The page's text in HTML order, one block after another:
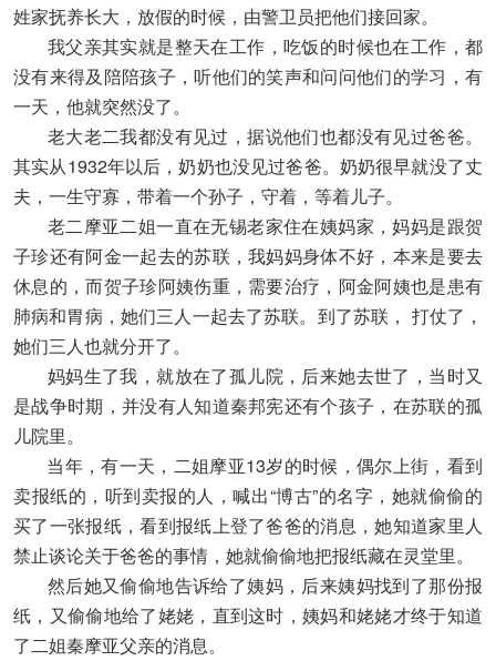
姓家抚养长大，放假的时候，由警卫员把他们接回家。
我父亲其实就是整天在工作，吃饭的时候也在工作，都
没有来得及陪陪孩子，听他们的笑声和问问他们的学习，有
一天，他就突然没了。
老大老二我都没有见过，据说他们也都没有见过爸爸。
其实从1932年以后，奶奶也没见过爸爸。奶奶很早就没了丈
夫，一生守寡，带着一个孙子，守着，等着儿子。
老二摩亚二姐一直在无锡老家住在姨妈家，妈妈是跟贺
子珍还有阿金一起去的苏联，我妈妈身体不好，本来是要去
休息的，而贺子珍阿姨伤重，需要治疗，阿金阿姨也是患有
肺病和胃病，她们三人一起去了苏联。到了苏联， 打仗了，
她们三人也就分开了。
妈妈生了我，就放在了孤儿院，后来她去世了，当时又
是战争时期，并没有人知道秦邦宪还有个孩子，在苏联的孤
儿院里。
当年，有一天，二姐摩亚13岁的时候，偶尔上街，看到
卖报纸的，听到卖报的人，喊出“博古”的名字，她就偷偷的
买了一张报纸，看到报纸上登了爸爸的消息，她知道家里人
禁止谈论关于爸爸的事情，她就偷偷地把报纸藏在灵堂里。
然后她又偷偷地告诉给了姨妈，后来姨妈找到了那份报
纸，又偷偷地给了姥姥，直到这时，姨妈和姥姥才终于知道
了二姐秦摩亚父亲的消息。